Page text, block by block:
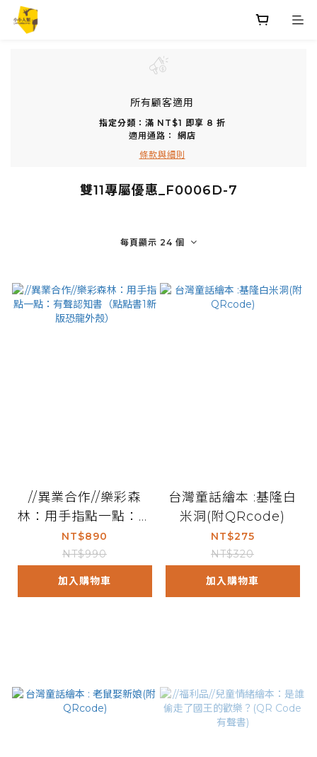
所有顧客適用
指定分類：滿 NT$1 即享 8 折
適用通路： 網店
條款與細則
雙11專屬優惠_F0006D-7
每頁顯示 24 個
//異業合作//樂彩森
林：用手指點一點：有
聲認知書（點點書1新
版恐龍外殼）
NT$890
NT$990
加入購物車
台灣童話繪本 :基隆白
米洞(附QRcode)
NT$275
NT$320
加入購物車